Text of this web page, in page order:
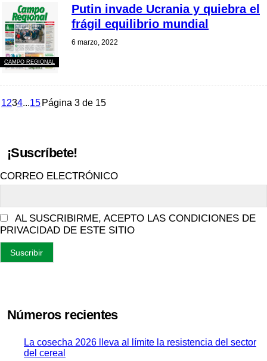
CAMPO REGIONAL
Putin invade Ucrania y quiebra el
frágil equilibrio mundial
6 marzo, 2022
1234...15 Página 3 de 15
¡Suscríbete!
CORREO ELECTRÓNICO
AL SUSCRIBIRME, ACEPTO LAS CONDICIONES DE
PRIVACIDAD DE ESTE SITIO
Números recientes
La cosecha 2026 lleva al límite la resistencia del sector
del cereal